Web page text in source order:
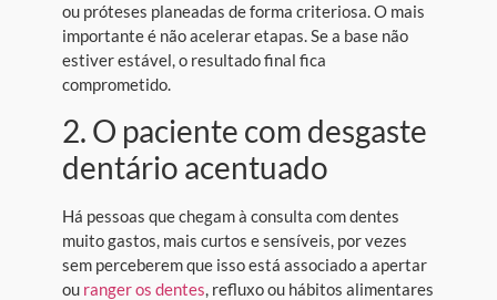
ou próteses planeadas de forma criteriosa. O mais
importante é não acelerar etapas. Se a base não
estiver estável, o resultado final fica
comprometido.
2. O paciente com desgaste
dentário acentuado
Há pessoas que chegam à consulta com dentes
muito gastos, mais curtos e sensíveis, por vezes
sem perceberem que isso está associado a apertar
ou ranger os dentes, refluxo ou hábitos alimentares